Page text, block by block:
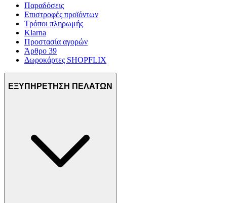
Παραδόσεις
Επιστροφές προϊόντων
Τρόποι πληρωμής
Klarna
Προστασία αγορών
Άρθρο 39
Δωροκάρτες SHOPFLIX
ΕΞΥΠΗΡΕΤΗΣΗ ΠΕΛΑΤΩΝ